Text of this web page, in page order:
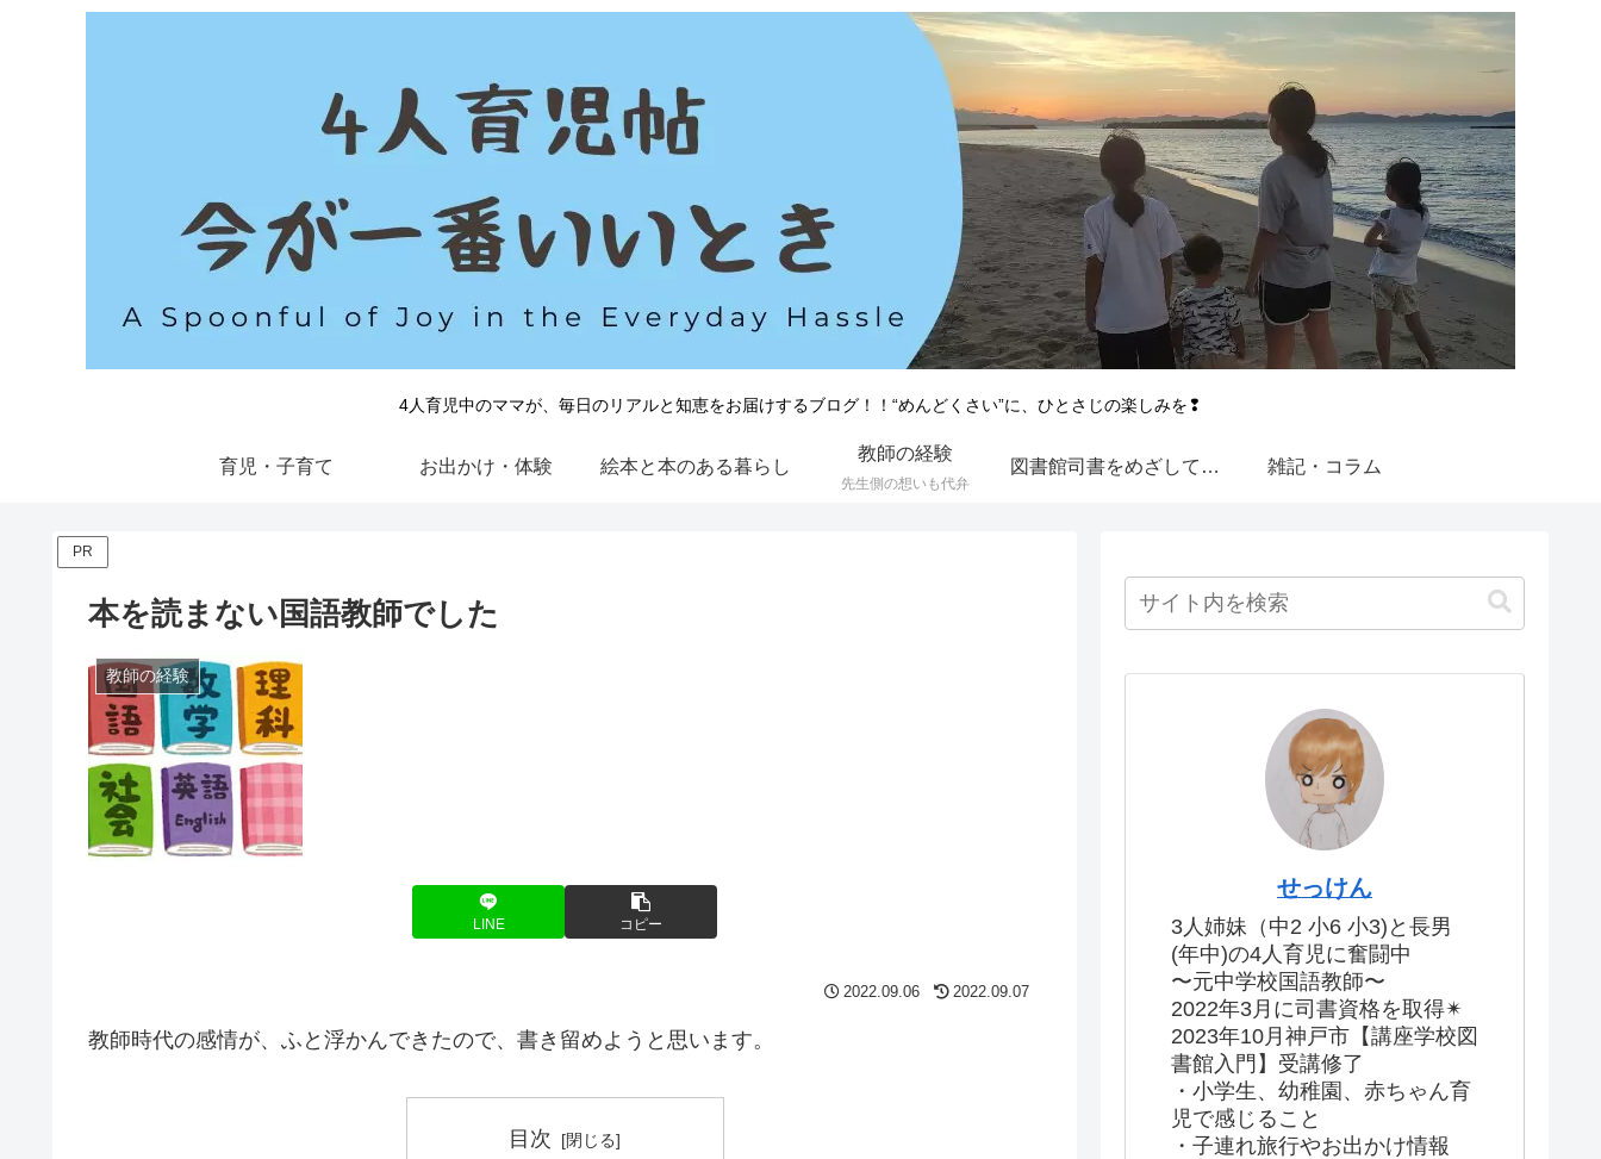
4人育児中のママが、毎日のリアルと知恵をお届けするブログ！！“めんどくさい”に、ひとさじの楽しみを❢
育児・子育て お出かけ・体験 絵本と本のある暮らし
教師の経験
先生側の想いも代弁
図書館司書をめざして【近大通信】 雑記・コラム
PR
本を読まない国語教師でした
教師の経験
LINE コピー
2022.09.06 2022.09.07
教師時代の感情が、ふと浮かんできたので、書き留めようと思います。
目次
せっけん
3人姉妹（中2 小6 小3)と長男
(年中)の4人育児に奮闘中
〜元中学校国語教師〜
2022年3月に司書資格を取得✴︎
2023年10月神戸市【講座学校図
書館入門】受講修了
・小学生、幼稚園、赤ちゃん育
児で感じること
・子連れ旅行やお出かけ情報